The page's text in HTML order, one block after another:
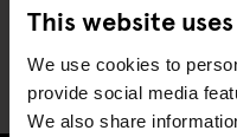
This website
We use cookies to
provide social media
We also share
garantie ?